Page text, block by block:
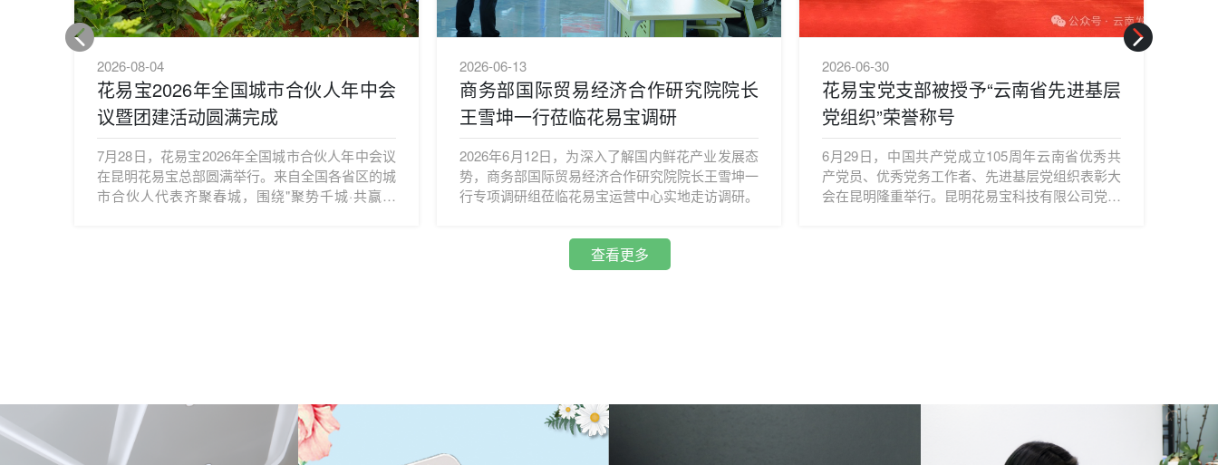
2026-08-04
花易宝2026年全国城市合伙人年中会
议暨团建活动圆满完成
7月28日，花易宝2026年全国城市合伙人年中会议
在昆明花易宝总部圆满举行。来自全国各省区的城
市合伙人代表齐聚春城，围绕"聚势千城·共赢未
2026-06-13
商务部国际贸易经济合作研究院院长
王雪坤一行莅临花易宝调研
2026年6月12日，为深入了解国内鲜花产业发展态
势，商务部国际贸易经济合作研究院院长王雪坤一
行专项调研组莅临花易宝运营中心实地走访调研。
2026-06-30
花易宝党支部被授予“云南省先进基层
党组织”荣誉称号
6月29日，中国共产党成立105周年云南省优秀共
产党员、优秀党务工作者、先进基层党组织表彰大
会在昆明隆重举行。昆明花易宝科技有限公司党支
查看更多